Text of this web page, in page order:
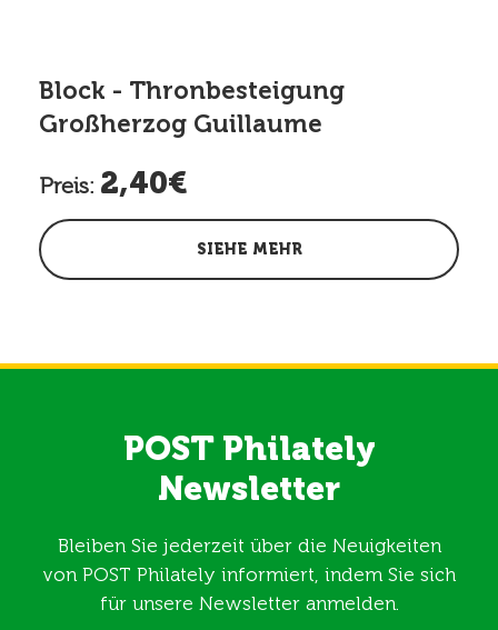
Block - Thronbesteigung
Großherzog Guillaume
Preis: 2,40€
SIEHE MEHR
POST Philately
Newsletter
Bleiben Sie jederzeit über die Neuigkeiten
von POST Philately informiert, indem Sie sich
für unsere Newsletter anmelden.